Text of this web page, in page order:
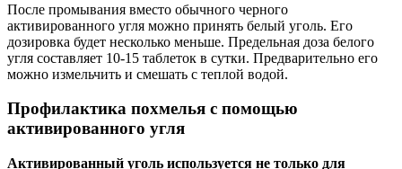
После промывания вместо обычного черного
активированного угля можно принять белый уголь. Его
дозировка будет несколько меньше. Предельная доза белого
угля составляет 10-15 таблеток в сутки. Предварительно его
можно измельчить и смешать с теплой водой.
Профилактика похмелья с помощью
активированного угля
Активированный уголь используется не только для